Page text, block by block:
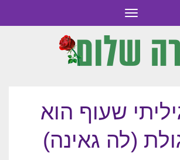
תפריט
שעוף הוא
(לה גאינה)